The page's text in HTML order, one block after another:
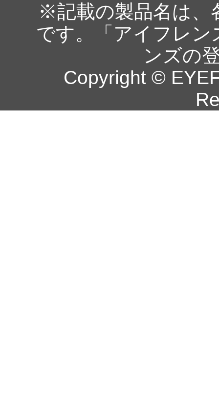
※記載の製品名は、
です。「アイフレ
ンズの
Copyright ©